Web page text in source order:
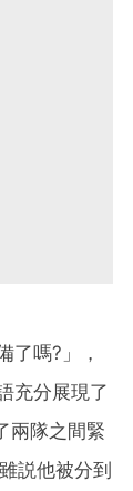
了嗎?」，
充分展現了
兩隊之間緊
説他被分到